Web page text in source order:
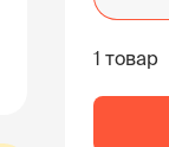
1 товар